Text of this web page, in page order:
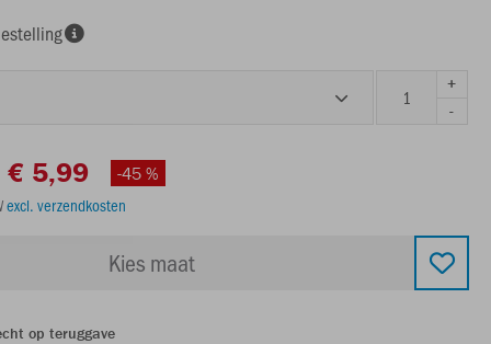
+
-
€ 5,99
-45 %
excl. verzendkosten
Kies maat
op teruggave